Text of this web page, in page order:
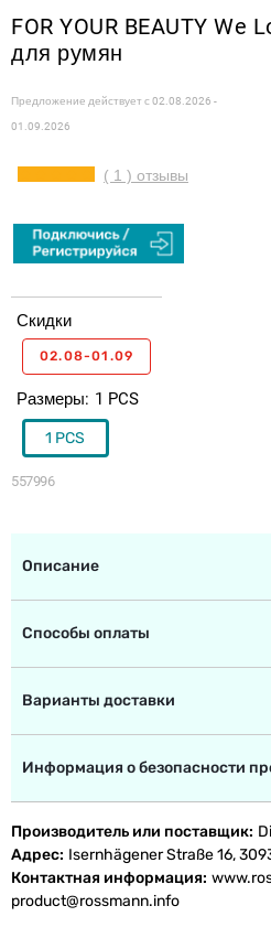
FOR YOUR BEAUTY We
для румян
Предложение действует с02.08.2026 -
01.09.2026
( 1 ) отзывы
557996
Размеры 1 PCS
1 PCS
Скидки
02.08-01.09
Описание
Способы оплаты
Варианты доставки
Информация о безопасности
Производитель или поставщик
Адрес Isernhägener Straße 16,
Контактная информация
product@rossmann.info